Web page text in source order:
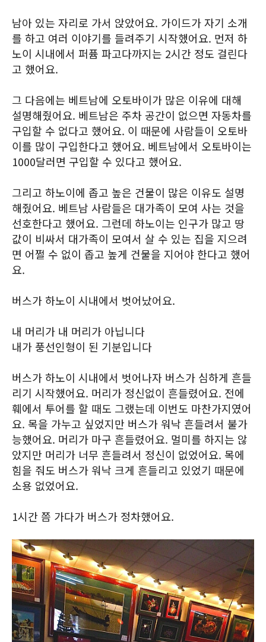
남아 있는 자리로 가서 앉았어요. 가이드가 자기 소개
를 하고 여러 이야기를 들려주기 시작했어요. 먼저 하
노이 시내에서 퍼퓸 파고다까지는 2시간 정도 걸린다
고 했어요.
그 다음에는 베트남에 오토바이가 많은 이유에 대해
설명해줬어요. 베트남은 주차 공간이 없으면 자동차를
구입할 수 없다고 했어요. 이 때문에 사람들이 오토바
이를 많이 구입한다고 했어요. 베트남에서 오토바이는
1000달러면 구입할 수 있다고 했어요.
그리고 하노이에 좁고 높은 건물이 많은 이유도 설명
해줬어요. 베트남 사람들은 대가족이 모여 사는 것을
선호한다고 했어요. 그런데 하노이는 인구가 많고 땅
값이 비싸서 대가족이 모여서 살 수 있는 집을 지으려
면 어쩔 수 없이 좁고 높게 건물을 지어야 한다고 했어
요.
버스가 하노이 시내에서 벗어났어요.
내 머리가 내 머리가 아닙니다
내가 풍선인형이 된 기분입니다
버스가 하노이 시내에서 벗어나자 버스가 심하게 흔들
리기 시작했어요. 머리가 정신없이 흔들렸어요. 전에
훼에서 투어를 할 때도 그랬는데 이번도 마찬가지였어
요. 목을 가누고 싶었지만 버스가 워낙 흔들려서 불가
능했어요. 머리가 마구 흔들렸어요. 멀미를 하지는 않
았지만 머리가 너무 흔들려서 정신이 없었어요. 목에
힘을 줘도 버스가 워낙 크게 흔들리고 있었기 때문에
소용 없었어요.
1시간 쯤 가다가 버스가 정차했어요.